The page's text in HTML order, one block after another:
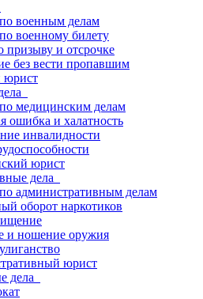
военным делам
военному билету
и отсрочке
без вести пропавшим
юрист
медицинским делам
ошибка и халатность
инвалидности
юрист
дела
административным делам
оборот наркотиков
и ношение оружия
юрист
дела